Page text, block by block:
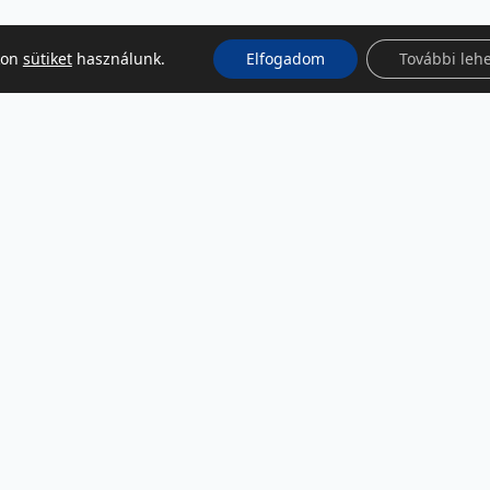
sütikethasználunk. Elfogadom További